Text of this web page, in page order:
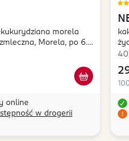
morela
Morela, po 6.
online
w drogerii